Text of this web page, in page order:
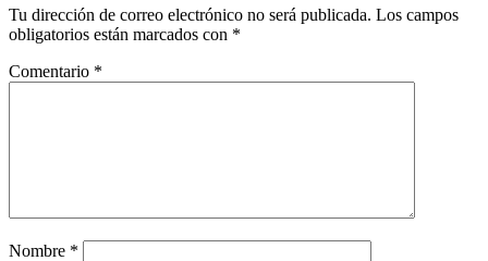
Tu dirección de correo electrónico no será publicada. Los campos
obligatorios están marcados con *
Comentario *
Nombre *